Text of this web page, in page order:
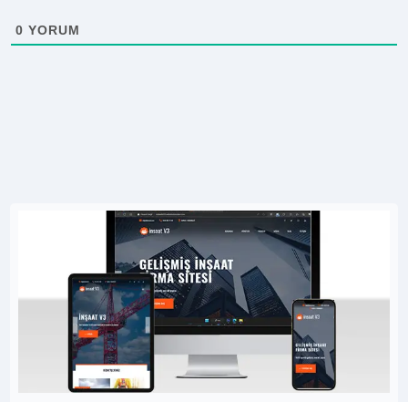
0 YORUM